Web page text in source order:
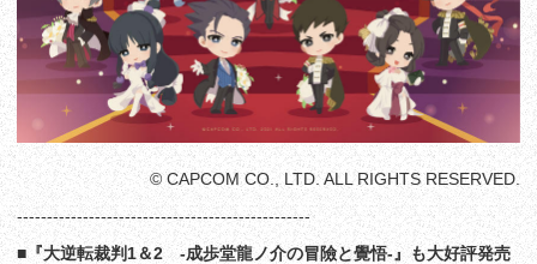
© CAPCOM CO., LTD. ALL RIGHTS RESERVED.
-------------------------------------------------
■『大逆転裁判1＆2 -成歩堂龍ノ介の冒險と覺悟-』も大好評発売